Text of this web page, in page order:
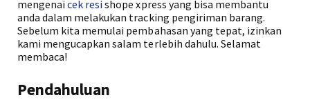
mengenaicek resi shope xpress yang bisa membantu
anda dalam melakukan tracking pengiriman barang.
Sebelum kita memulai pembahasan yang tepat, izinkan
kami mengucapkan salam terlebih dahulu. Selamat
membaca!
Pendahuluan